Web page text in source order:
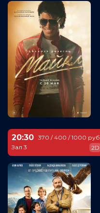
20:30
Зал 3
370 / 400 / 1000 руб.
2D